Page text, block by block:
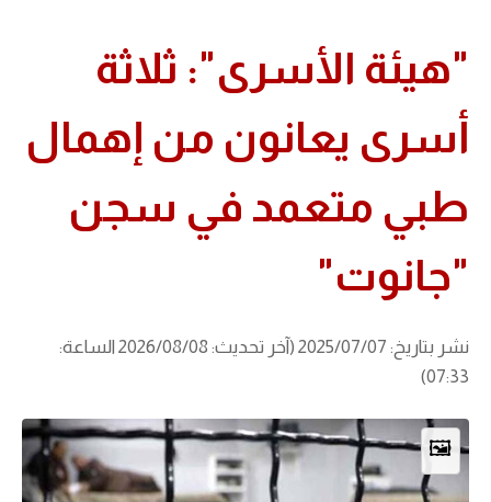
"هيئة الأسرى": ثلاثة
أسرى يعانون من إهمال
طبي متعمد في سجن
"جانوت"
نشر بتاريخ: 2025/07/07 (آخر تحديث: 2026/08/08 الساعة:
07:33)
🖼️